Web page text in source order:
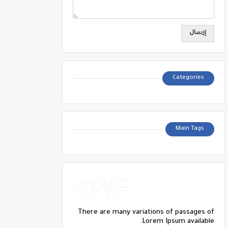
Categories
Main Tags
There are many variations of passages of
Lorem Ipsum available.